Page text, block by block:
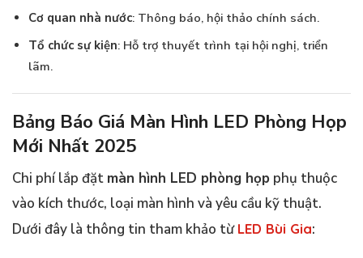
Cơ quan nhà nước: Thông báo, hội thảo chính sách.
Tổ chức sự kiện: Hỗ trợ thuyết trình tại hội nghị, triển
lãm.
Bảng Báo Giá Màn Hình LED Phòng Họp
Mới Nhất 2025
Chi phí lắp đặt màn hình LED phòng họp phụ thuộc
vào kích thước, loại màn hình và yêu cầu kỹ thuật.
Dưới đây là thông tin tham khảo từLED Bùi Gia: